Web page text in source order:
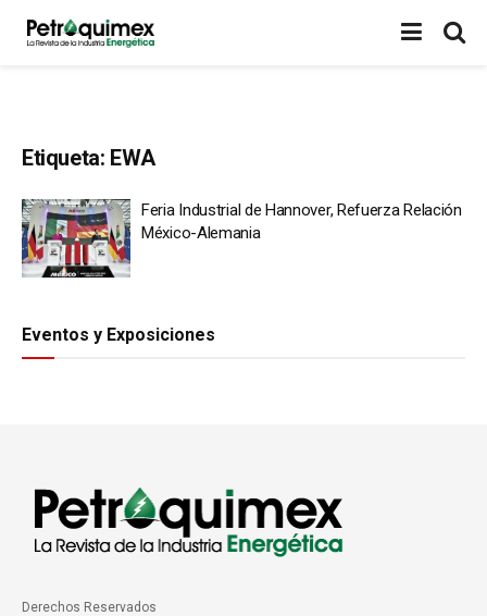
Etiqueta: EWA
Feria Industrial de Hannover, Refuerza Relación
México-Alemania
Eventos y Exposiciones
Derechos Reservados